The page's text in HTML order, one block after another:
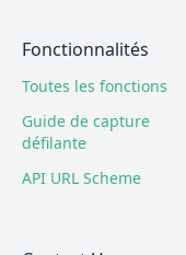
Fonctionnalités
Toutes les fonctions
Guide de capture
défilante
API URL Scheme